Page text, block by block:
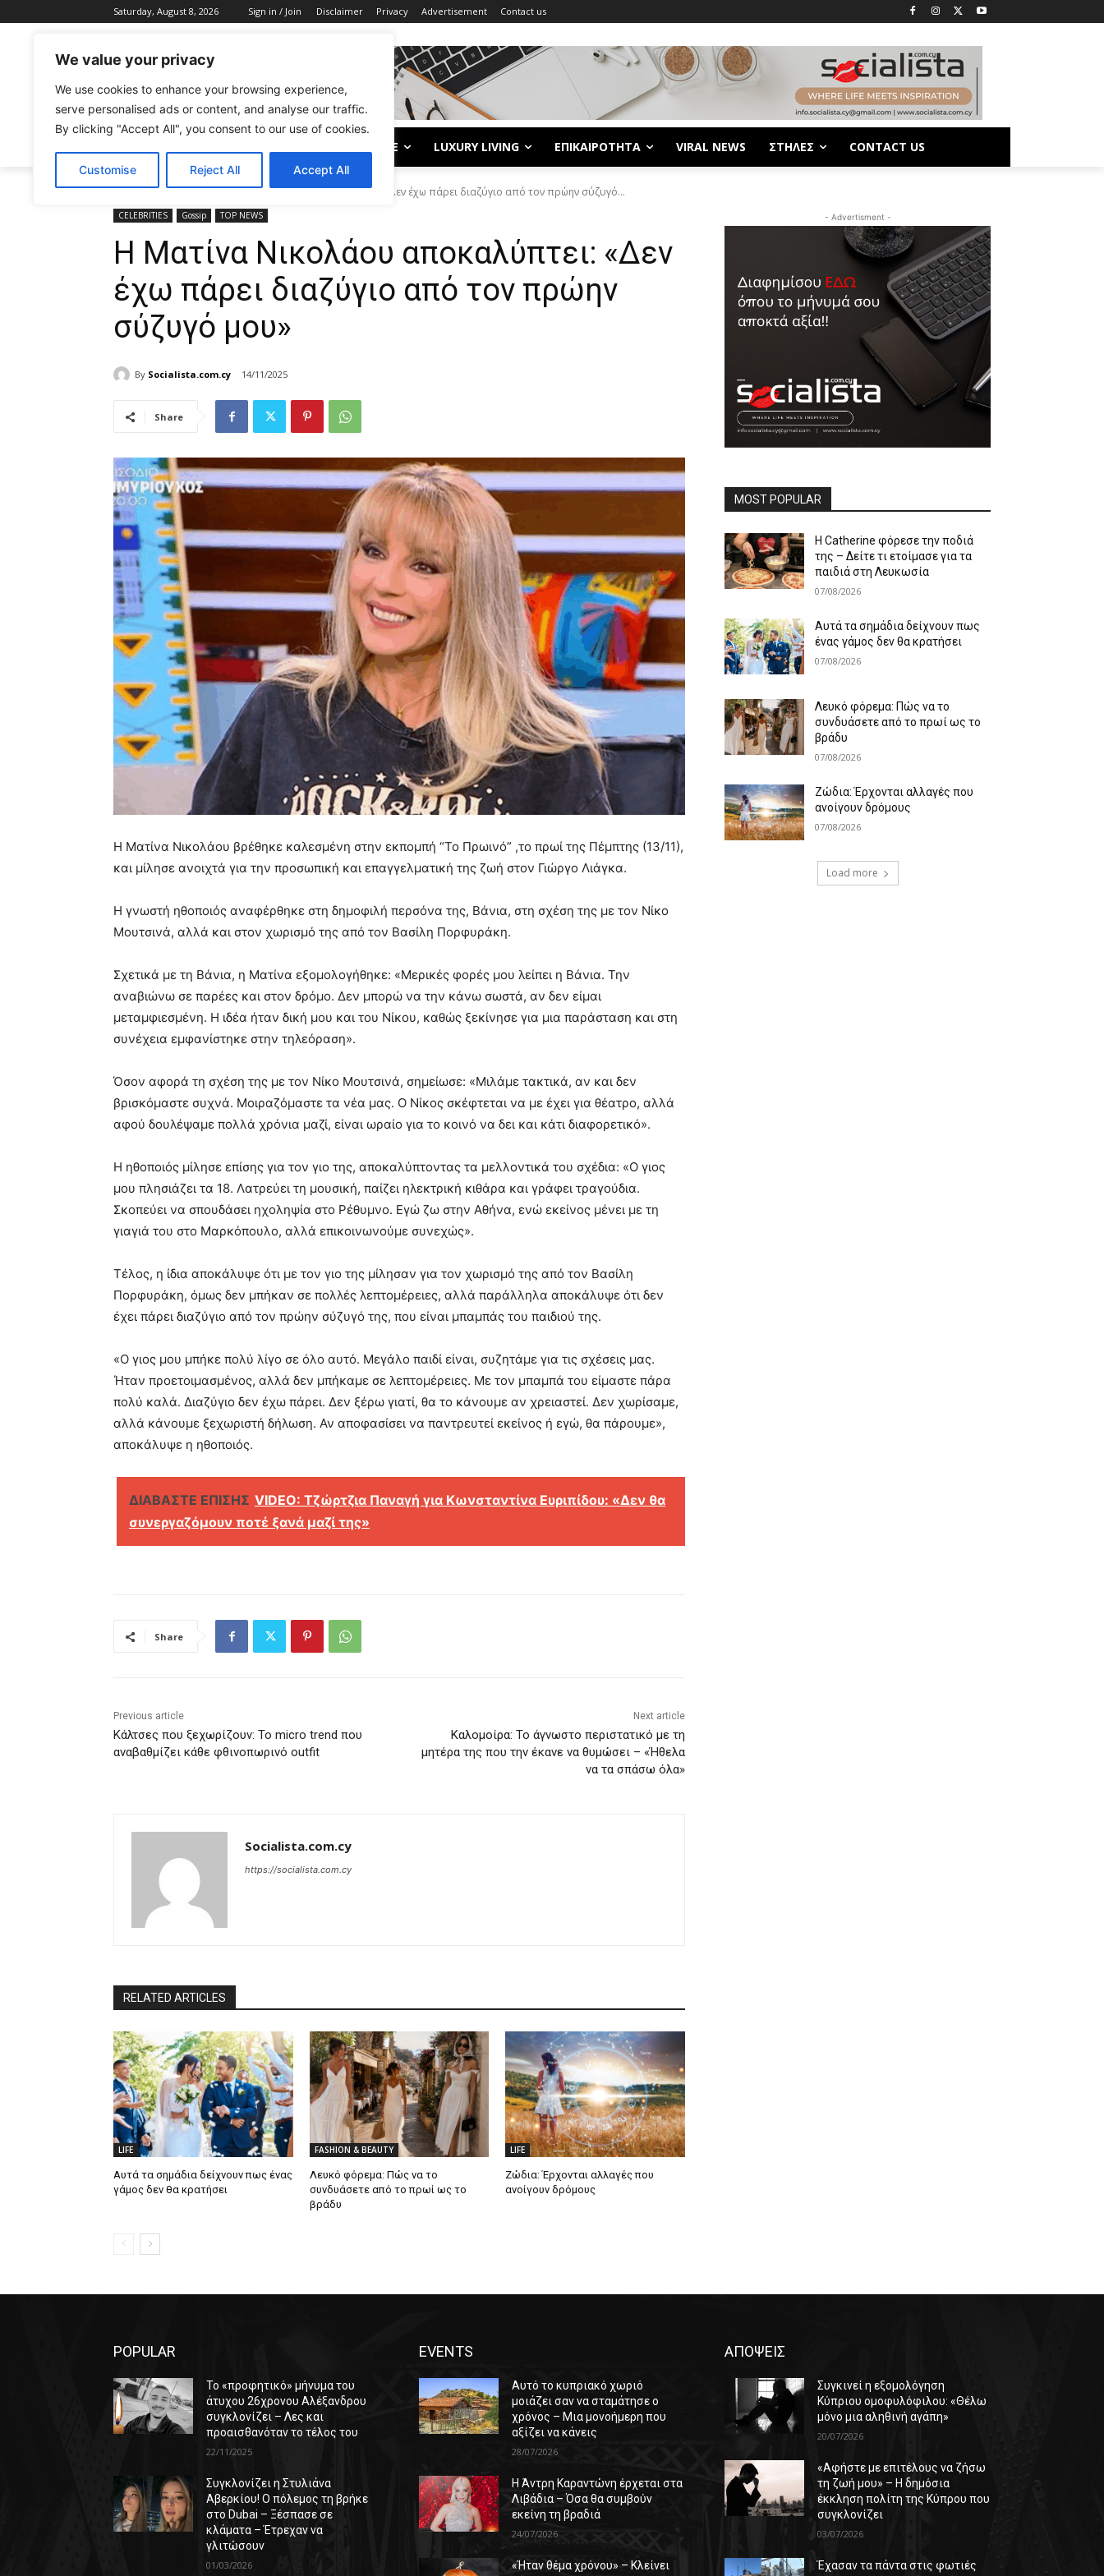
We value your privacy
We use cookies to enhance your browsing experience,
serve personalised ads or content, and analyse our traffic.
By clicking "Accept All", you consent to our use of cookies.
Customise Reject All Accept All
Saturday, August 8, 2026 Sign in / Join Disclaimer Privacy Advertisement Contact us
LIFE LUXURY LIVING ΕΠΙΚΑΙΡΟΤΗΤΑ VIRAL NEWS ΣΤΗΛΕΣ CONTACT US
Home CELEBRITIES Η Ματίνα Νικολάου αποκαλύπτει: «Δεν έχω πάρει διαζύγιο από τον πρώην σύζυγό...
CELEBRITIES Gossip TOP NEWS
Η Ματίνα Νικολάου αποκαλύπτει: «Δεν
έχω πάρει διαζύγιο από τον πρώην
σύζυγό μου»
By Socialista.com.cy 14/11/2025
Share
Η Ματίνα Νικολάου βρέθηκε καλεσμένη στην εκπομπή “Το Πρωινό” ,το πρωί της Πέμπτης (13/11),
και μίλησε ανοιχτά για την προσωπική και επαγγελματική της ζωή στον Γιώργο Λιάγκα.
Η γνωστή ηθοποιός αναφέρθηκε στη δημοφιλή περσόνα της, Βάνια, στη σχέση της με τον Νίκο
Μουτσινά, αλλά και στον χωρισμό της από τον Βασίλη Πορφυράκη.
Σχετικά με τη Βάνια, η Ματίνα εξομολογήθηκε: «Μερικές φορές μου λείπει η Βάνια. Την
αναβιώνω σε παρέες και στον δρόμο. Δεν μπορώ να την κάνω σωστά, αν δεν είμαι
μεταμφιεσμένη. Η ιδέα ήταν δική μου και του Νίκου, καθώς ξεκίνησε για μια παράσταση και στη
συνέχεια εμφανίστηκε στην τηλεόραση».
Όσον αφορά τη σχέση της με τον Νίκο Μουτσινά, σημείωσε: «Μιλάμε τακτικά, αν και δεν
βρισκόμαστε συχνά. Μοιραζόμαστε τα νέα μας. Ο Νίκος σκέφτεται να με έχει για θέατρο, αλλά
αφού δουλέψαμε πολλά χρόνια μαζί, είναι ωραίο για το κοινό να δει και κάτι διαφορετικό».
Η ηθοποιός μίλησε επίσης για τον γιο της, αποκαλύπτοντας τα μελλοντικά του σχέδια: «Ο γιος
μου πλησιάζει τα 18. Λατρεύει τη μουσική, παίζει ηλεκτρική κιθάρα και γράφει τραγούδια.
Σκοπεύει να σπουδάσει ηχοληψία στο Ρέθυμνο. Εγώ ζω στην Αθήνα, ενώ εκείνος μένει με τη
γιαγιά του στο Μαρκόπουλο, αλλά επικοινωνούμε συνεχώς».
Τέλος, η ίδια αποκάλυψε ότι με τον γιο της μίλησαν για τον χωρισμό της από τον Βασίλη
Πορφυράκη, όμως δεν μπήκαν σε πολλές λεπτομέρειες, αλλά παράλληλα αποκάλυψε ότι δεν
έχει πάρει διαζύγιο από τον πρώην σύζυγό της, που είναι μπαμπάς του παιδιού της.
«Ο γιος μου μπήκε πολύ λίγο σε όλο αυτό. Μεγάλο παιδί είναι, συζητάμε για τις σχέσεις μας.
Ήταν προετοιμασμένος, αλλά δεν μπήκαμε σε λεπτομέρειες. Με τον μπαμπά του είμαστε πάρα
πολύ καλά. Διαζύγιο δεν έχω πάρει. Δεν ξέρω γιατί, θα το κάνουμε αν χρειαστεί. Δεν χωρίσαμε,
αλλά κάνουμε ξεχωριστή δήλωση. Αν αποφασίσει να παντρευτεί εκείνος ή εγώ, θα πάρουμε»,
αποκάλυψε η ηθοποιός.
ΔΙΑΒΑΣΤΕ ΕΠΙΣΗΣ VIDEO: Τζώρτζια Παναγή για Κωνσταντίνα Ευριπίδου: «Δεν θα
συνεργαζόμουν ποτέ ξανά μαζί της»
Share
Previous article
Κάλτσες που ξεχωρίζουν: Το micro trend που
αναβαθμίζει κάθε φθινοπωρινό outfit
Next article
Καλομοίρα: Το άγνωστο περιστατικό με τη
μητέρα της που την έκανε να θυμώσει – «Ήθελα
να τα σπάσω όλα»
Socialista.com.cy
https://socialista.com.cy
RELATED ARTICLES
LIFE
Αυτά τα σημάδια δείχνουν πως ένας
γάμος δεν θα κρατήσει
FASHION & BEAUTY
Λευκό φόρεμα: Πώς να το
συνδυάσετε από το πρωί ως το
βράδυ
LIFE
Ζώδια: Έρχονται αλλαγές που
ανοίγουν δρόμους
- Advertisment -
MOST POPULAR
Η Catherine φόρεσε την ποδιά
της – Δείτε τι ετοίμασε για τα
παιδιά στη Λευκωσία
07/08/2026
Αυτά τα σημάδια δείχνουν πως
ένας γάμος δεν θα κρατήσει
07/08/2026
Λευκό φόρεμα: Πώς να το
συνδυάσετε από το πρωί ως το
βράδυ
07/08/2026
Ζώδια: Έρχονται αλλαγές που
ανοίγουν δρόμους
07/08/2026
Load more
POPULAR
Το «προφητικό» μήνυμα του
άτυχου 26χρονου Αλέξανδρου
συγκλονίζει – Λες και
προαισθανόταν το τέλος του
22/11/2025
Συγκλονίζει η Στυλιάνα
Αβερκίου! Ο πόλεμος τη βρήκε
στο Dubai – Ξέσπασε σε
κλάματα – Έτρεχαν να
γλιτώσουν
01/03/2026
EVENTS
Αυτό το κυπριακό χωριό
μοιάζει σαν να σταμάτησε ο
χρόνος – Μια μονοήμερη που
αξίζει να κάνεις
28/07/2026
Η Άντρη Καραντώνη έρχεται στα
Λιβάδια – Όσα θα συμβούν
εκείνη τη βραδιά
24/07/2026
«Ήταν θέμα χρόνου» – Κλείνει
ΑΠΟΨΕΙΣ
Συγκινεί η εξομολόγηση
Κύπριου ομοφυλόφιλου: «Θέλω
μόνο μια αληθινή αγάπη»
20/07/2026
«Αφήστε με επιτέλους να ζήσω
τη ζωή μου» – Η δημόσια
έκκληση πολίτη της Κύπρου που
συγκλονίζει
03/07/2026
Έχασαν τα πάντα στις φωτιές